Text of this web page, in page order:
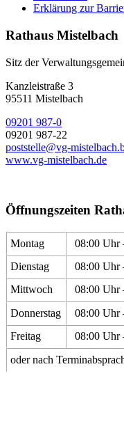
Erklärung zur
Rathaus Mistelbach
Sitz der
Kanzleistraße 3
95511 Mistelbach
09201 987-0
09201 987-22
poststelle@vg-
www.vg-mistelbach.de
Öffnungszeiten
Montag 08:00 Uhr
Dienstag
08:00 Uhr
Mittwoch
08:00 Uhr
Donnerstag
08:00 Uhr
Freitag
08:00 Uhr
oder nach